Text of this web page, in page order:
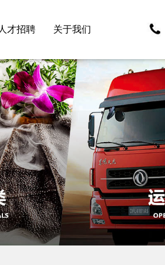
才招聘 关于我们